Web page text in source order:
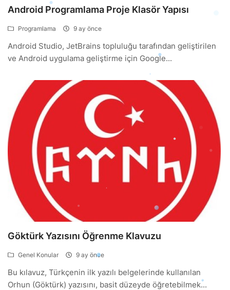
Android Programlama Proje Klasör Yapısı
Programlama 9 ay önce
Android Studio, JetBrains topluluğu tarafından geliştirilen
ve Android uygulama geliştirme için Google...
Göktürk Yazısını Öğrenme Klavuzu
Genel Konular 9 ay önce
Bu kılavuz, Türkçenin ilk yazılı belgelerinde kullanılan
Orhun (Göktürk) yazısını, basit düzeyde öğretebilmek...